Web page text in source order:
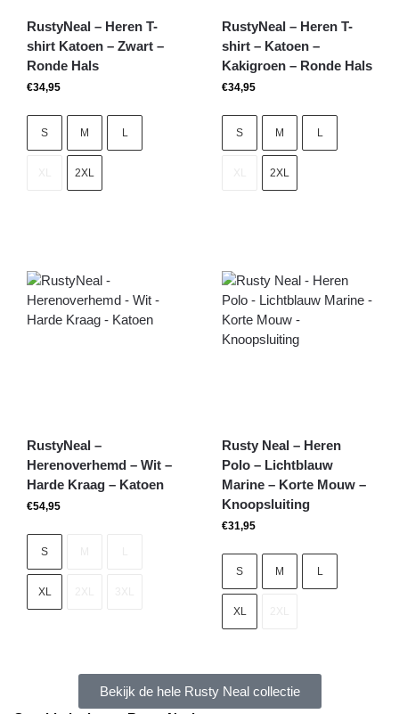
RustyNeal – Heren T-
shirt Katoen – Zwart –
Ronde Hals
€34,95
S M L
2XL
RustyNeal – Heren T-
shirt – Katoen –
Kakigroen – Ronde Hals
€34,95
S M L
2XL
RustyNeal –
Herenoverhemd – Wit –
Harde Kraag – Katoen
€54,95
S
XL
Rusty Neal – Heren
Polo – Lichtblauw
Marine – Korte Mouw –
Knoopsluiting
€31,95
S M L
XL
Bekijk de hele Rusty Neal collectie